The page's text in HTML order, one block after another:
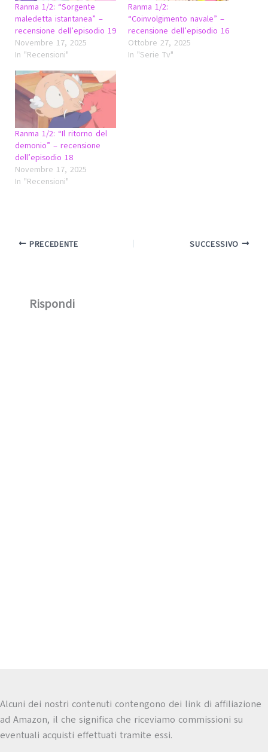
Ranma 1/2: “Sorgente
maledetta istantanea” –
recensione dell’episodio 19
Novembre 17, 2025
In "Recensioni"
Ranma 1/2:
“Coinvolgimento navale” –
recensione dell’episodio 16
Ottobre 27, 2025
In "Serie Tv"
Ranma 1/2: “Il ritorno del
demonio” – recensione
dell’episodio 18
Novembre 17, 2025
In "Recensioni"
PRECEDENTE SUCCESSIVO
Rispondi
Alcuni dei nostri contenuti contengono dei link di affiliazione
ad Amazon, il che significa che riceviamo commissioni su
eventuali acquisti effettuati tramite essi.